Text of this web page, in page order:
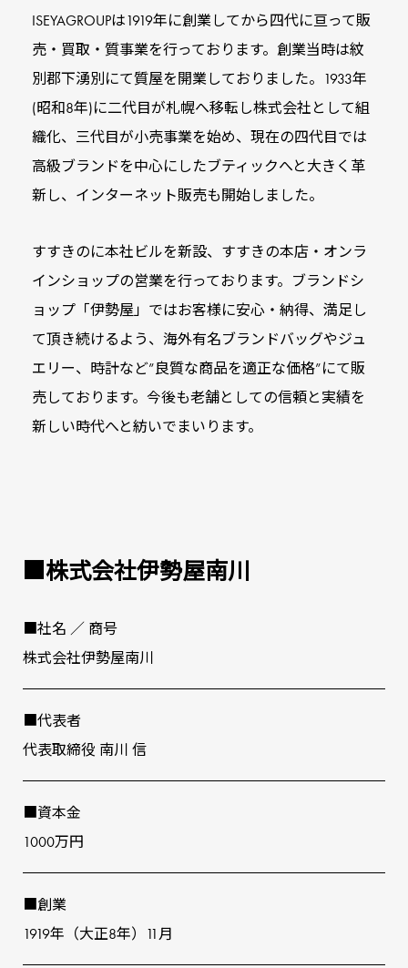
ISEYAGROUPは1919年に創業してから四代に亘って販
売‧買取‧質事業を行っております。創業当時は紋
別郡下湧別にて質屋を開業しておりました。1933年
(昭和8年)に二代目が札幌へ移転し株式会社として組
織化、三代目が小売事業を始め、現在の四代目では
高級ブランドを中心にしたブティックへと大きく革
新し、インターネット販売も開始しました。
すすきのに本社ビルを新設、すすきの本店‧オンラ
インショップの営業を行っております。ブランドシ
ョップ「伊勢屋」ではお客様に安心‧納得、満足し
て頂き続けるよう、海外有名ブランドバッグやジュ
エリー、時計など”良質な商品を適正な価格”にて販
売しております。今後も老舗としての信頼と実績を
新しい時代へと紡いでまいります。
■株式会社伊勢屋南川
■社名 ∕ 商号
株式会社伊勢屋南川
■代表者
代表取締役 南川 信
■資本⾦
1000万円
■創業
1919年（⼤正8年）11⽉